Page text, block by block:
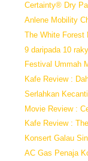
Certainty® Dry
Anlene Mobility
The White Forest
9 daripada 10
Festival Ummah
Kafe Review :
Serlahkan
Movie Review :
Kafe Review :
Konsert Galau
AC Gas Penaja